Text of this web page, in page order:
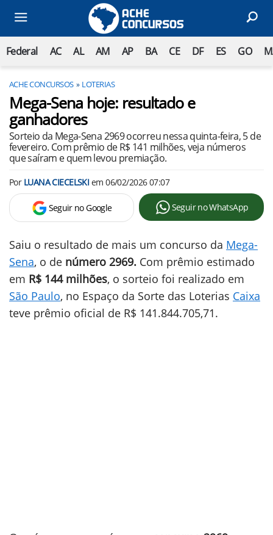
Federal AC AL AM AP BA CE DF ES GO
ACHE CONCURSOS LOTERIAS
Mega-Sena hoje: resultado e
ganhadores
Sorteio da Mega-Sena 2969 ocorreu nessa quinta-feira, 5 de
fevereiro. Com prêmio de R$ 141 milhões, veja números
que saíram e quem levou premiação.
Por LUANA CIECELSKIem06/02/2026 07:07
Seguir no Google Seguir no WhatsApp
Saiu o resultado de mais um concurso da Mega-
Sena, o de número 2969. Com prêmio estimado
em R$ 144 milhões, o sorteio foi realizado em
São Paulo, no Espaço da Sorte das Loterias Caixa
teve prêmio oficial de R$ 141.844.705,71.